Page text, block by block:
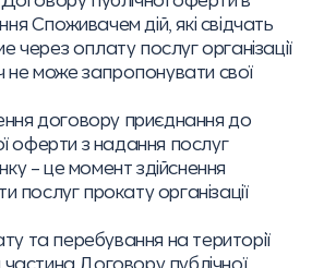
Споживачем дій, які свідчать
через оплату послуг організації
не може запропонувати свої
договору приєднання до
оферти з надання послуг
– це момент здійснення
прокату організації
та перебування на території
частина Договору публічної